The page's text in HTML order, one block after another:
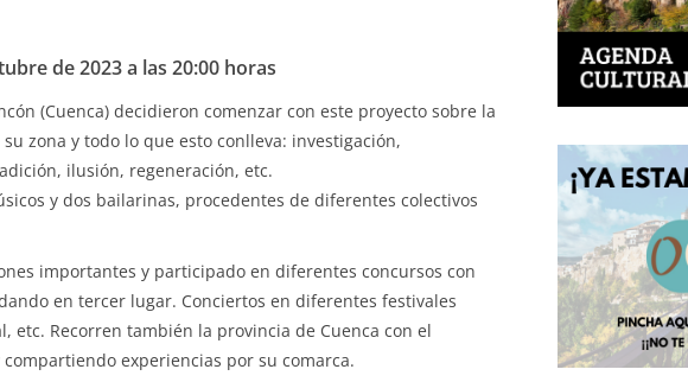
de 2023 a las 20:00 horas
(Cuenca) decidieron comenzar con este proyecto sobre la
zona y todo lo que esto conlleva: investigación,
ilusión, regeneración, etc.
y dos bailarinas, procedentes de diferentes colectivos
importantes y participado en diferentes concursos con
en tercer lugar. Conciertos en diferentes festivales
etc. Recorren también la provincia de Cuenca con el
experiencias por su comarca.